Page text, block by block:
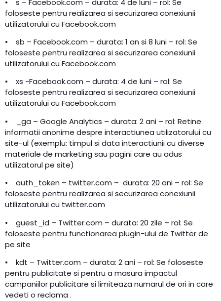
• s – Facebook.com – durata: 4 de luni – rol: Se
foloseste pentru realizarea si securizarea conexiunii
utilizatorului cu Facebook.com
• sb – Facebook.com – durata: 1 an si 8 luni – rol: Se
foloseste pentru realizarea si securizarea conexiunii
utilizatorului cu Facebook.com
• xs -Facebook.com – durata: 4 de luni – rol: Se
foloseste pentru realizarea si securizarea conexiunii
utilizatorului cu Facebook.com
• _ga – Google Analytics – durata: 2 ani – rol: Retine
informatii anonime despre interactiunea utilizatorului cu
site-ul (exemplu: timpul si data interactiunii cu diverse
materiale de marketing sau pagini care au adus
utilizatorul pe site)
• auth_token – twitter.com – durata: 20 ani – rol: Se
foloseste pentru realizarea si securizarea conexiunii
utilizatorului cu twitter.com
• guest_id – Twitter.com – durata: 20 zile – rol: Se
foloseste pentru functionarea plugin-ului de Twitter de
pe site
• kdt – Twitter.com – durata: 2 ani – rol: Se foloseste
pentru publicitate si pentru a masura impactul
campaniilor publicitare si limiteaza numarul de ori in care
vedeti o reclama .